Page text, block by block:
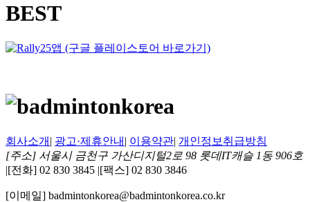
BEST
회사소개 | 광고·제휴안내 | 이용약관| 개인정보취급방침
[주소] 서울시 금천구 가산디지털2로 98 롯데IT캐슬 1동 906호
|[전화] 02 830 3845 |[팩스] 02 830 3846
[이메일] badmintonkorea@badmintonkorea.co.kr